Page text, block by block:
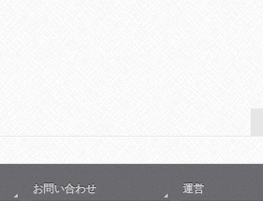
お問い合わせ
運営